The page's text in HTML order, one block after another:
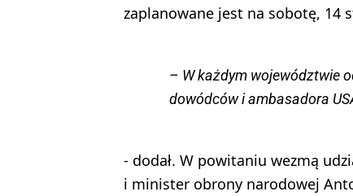
zaplanowane jest na sobotę, 14
– W każdym województwie
dowódców i ambasadora
- dodał. W powitaniu wezmą
i minister obrony narodowej